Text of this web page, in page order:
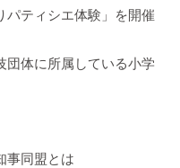
パティシエ体験」を開催
団体に所属している小学
事同盟とは